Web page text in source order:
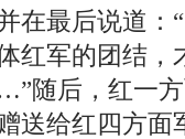
在最后说道
红军的团结
随后，红一
送给红四方